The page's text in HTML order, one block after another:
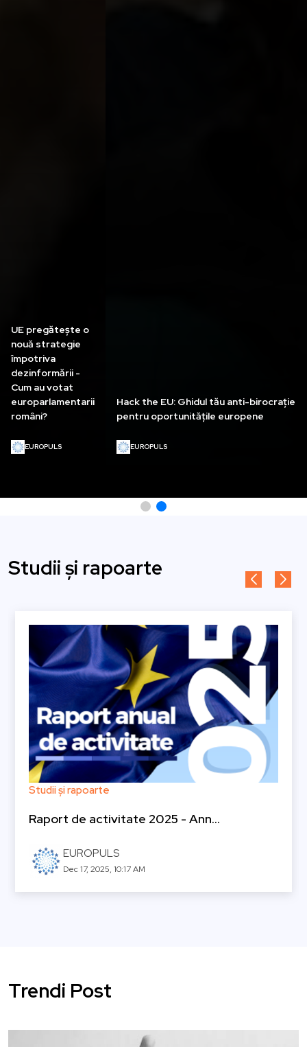
Cum luptă
Uniunea
Europeană
împotriva
traficului de
persoane?
EUROPULS
Conturarea Viitorului Buget European:
Raport de concluzii
EUROPULS
Studii și rapoarte
Studii și rapoarte
Raport de activitate 2025 - Ann...
EUROPULS
Dec 17, 2025, 10:17 AM
Trendi Post